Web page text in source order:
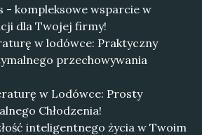
- kompleksowe wsparcie w
dla Twojej firmy!
w lodówce: Praktyczny
przechowywania
w Lodówce: Prosty
Chłodzenia!
inteligentnego życia w Twoim